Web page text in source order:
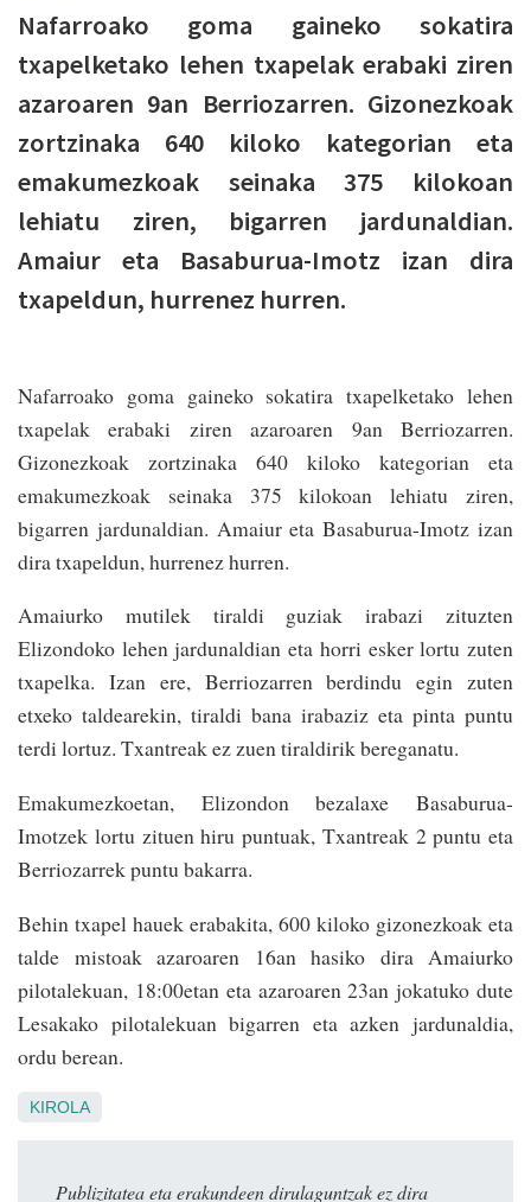
Nafarroako goma gaineko sokatira
txapelketako lehen txapelak erabaki ziren
azaroaren 9an Berriozarren. Gizonezkoak
zortzinaka 640 kiloko kategorian eta
emakumezkoak seinaka 375 kilokoan
lehiatu ziren, bigarren jardunaldian.
Amaiur eta Basaburua-Imotz izan dira
txapeldun, hurrenez hurren.
Nafarroako goma gaineko sokatira txapelketako lehen
txapelak erabaki ziren azaroaren 9an Berriozarren.
Gizonezkoak zortzinaka 640 kiloko kategorian eta
emakumezkoak seinaka 375 kilokoan lehiatu ziren,
bigarren jardunaldian. Amaiur eta Basaburua-Imotz izan
dira txapeldun, hurrenez hurren.
Amaiurko mutilek tiraldi guziak irabazi zituzten
Elizondoko lehen jardunaldian eta horri esker lortu zuten
txapelka. Izan ere, Berriozarren berdindu egin zuten
etxeko taldearekin, tiraldi bana irabaziz eta pinta puntu
terdi lortuz. Txantreak ez zuen tiraldirik bereganatu.
Emakumezkoetan, Elizondon bezalaxe Basaburua-
Imotzek lortu zituen hiru puntuak, Txantreak 2 puntu eta
Berriozarrek puntu bakarra.
Behin txapel hauek erabakita, 600 kiloko gizonezkoak eta
talde mistoak azaroaren 16an hasiko dira Amaiurko
pilotalekuan, 18:00etan eta azaroaren 23an jokatuko dute
Lesakako pilotalekuan bigarren eta azken jardunaldia,
ordu berean.
KIROLA
Publizitatea eta erakundeen dirulaguntzak ez dira